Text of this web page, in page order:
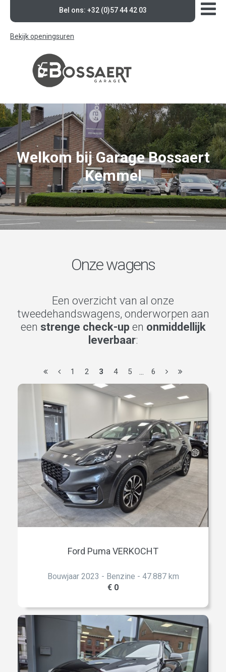
Bel ons: +32 (0)57 44 42 03
Bekijk openingsuren
Welkom bij Garage Bossaert
Kemmel
Onze wagens
Een overzicht van al onze
tweedehandswagens, onderworpen aan
een strenge check-up en onmiddellijk
leverbaar:
1 2 3 4 5 ... 6
Ford Puma VERKOCHT
Bouwjaar 2023 - Benzine - 47.887 km
€ 0